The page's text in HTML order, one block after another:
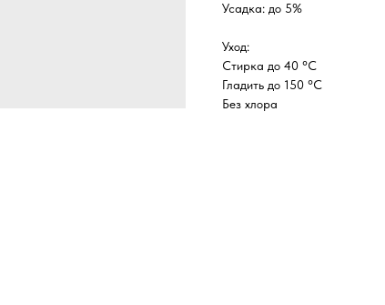
Усадка: до 5%
Уход:
Стирка до 40 °C
Гладить до 150 °C
Без хлора